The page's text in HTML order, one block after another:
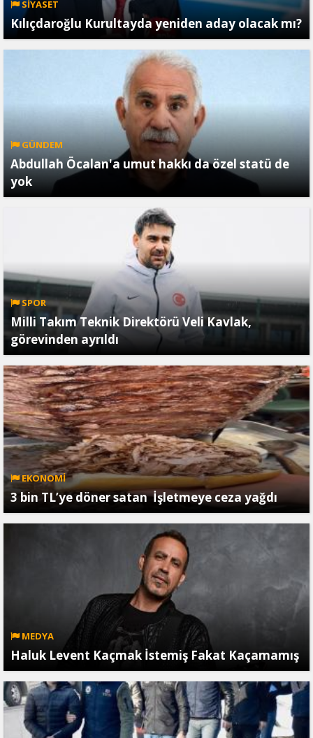
SİYASET
Kılıçdaroğlu Kurultayda yeniden aday olacak mı?
GÜNDEM
Abdullah Öcalan'a umut hakkı da özel statü de
yok
SPOR
Milli Takım Teknik Direktörü Veli Kavlak,
görevinden ayrıldı
EKONOMİ
3 bin TL’ye döner satan İşletmeye ceza yağdı
MEDYA
Haluk Levent Kaçmak İstemiş Fakat Kaçamamış